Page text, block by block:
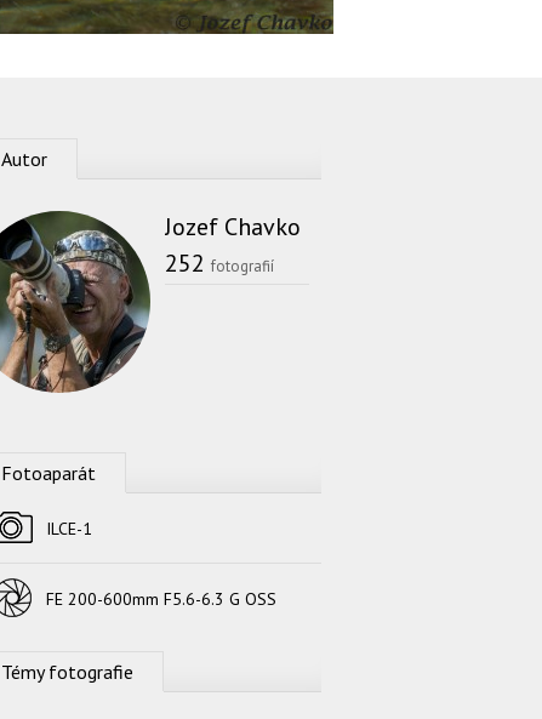
Autor
Jozef Chavko
252 fotografií
Fotoaparát
ILCE-1
FE 200-600mm F5.6-6.3 G OSS
Témy fotografie